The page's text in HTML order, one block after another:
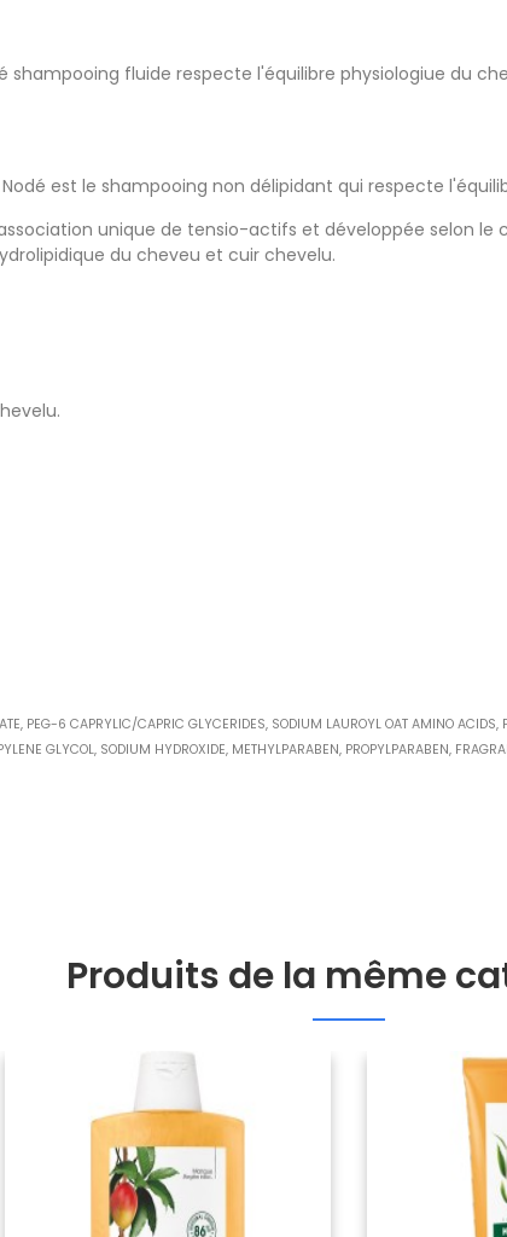
shampooing fluide respecte l'équilibre physiologiue du
est le shampooing non délipidant qui respecte
unique de tensio-actifs et développée selon
du cheveu et cuir chevelu.
PEG-6 CAPRYLIC/CAPRIC GLYCERIDES, SODIUM LAUROYL OAT AMINO
GLYCOL, SODIUM HYDROXIDE, METHYLPARABEN, PROPYLPARABEN,
Produits de la même